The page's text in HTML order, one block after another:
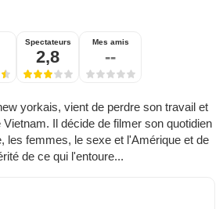
Spectateurs
2,8
Mes amis
--
yorkais, vient de perdre son travail et
Il décide de filmer son quotidien
les femmes, le sexe et l'Amérique et de
de ce qui l'entoure...